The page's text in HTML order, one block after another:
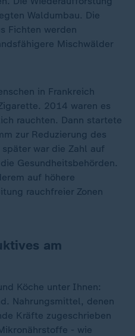
Waldumbau. Die
Fichten werden
Mischwälder
in Frankreich
2014 waren es
rauchten. Dann startete
zur Reduzierung des
war die Zahl auf
Gesundheitsbehörden.
auf höhere
rauchfreier Zonen
am
Köche unter Ihnen:
Nahrungsmittel, denen
Kräfte zugeschrieben
- wie